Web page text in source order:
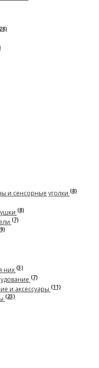
и сенсорные уголки(8)
(8)
(7)
них(3)
(7)
и аксессуары(11)
(23)